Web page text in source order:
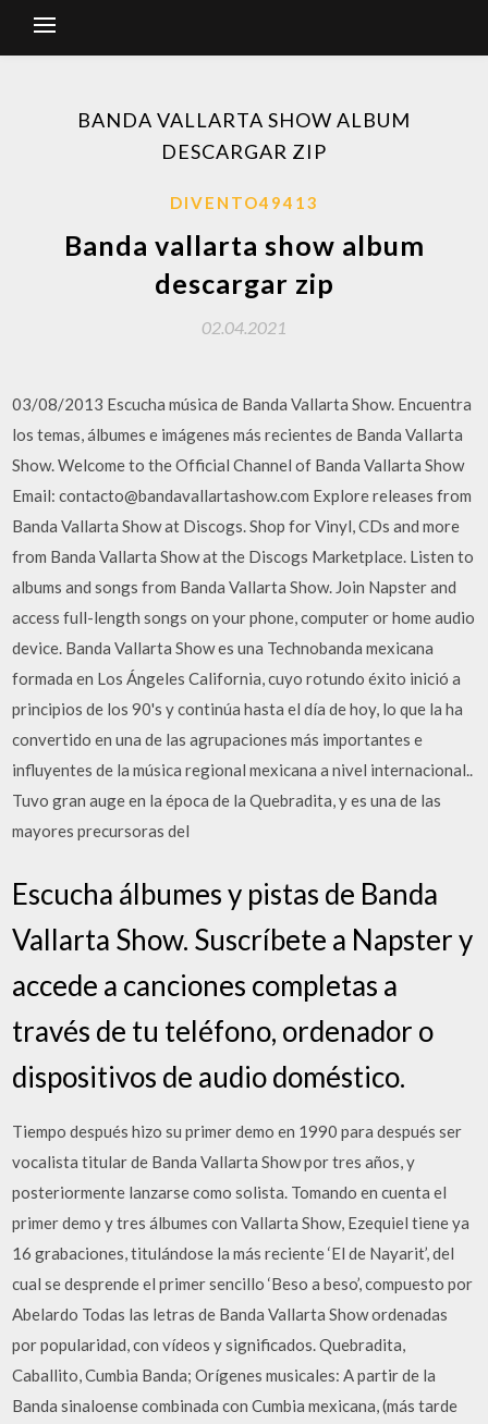
BANDA VALLARTA SHOW ALBUM
DESCARGAR ZIP
DIVENTO49413
Banda vallarta show album
descargar zip
02.04.2021
03/08/2013 Escucha música de Banda Vallarta Show. Encuentra
los temas, álbumes e imágenes más recientes de Banda Vallarta
Show. Welcome to the Official Channel of Banda Vallarta Show
Email: contacto@bandavallartashow.com Explore releases from
Banda Vallarta Show at Discogs. Shop for Vinyl, CDs and more
from Banda Vallarta Show at the Discogs Marketplace. Listen to
albums and songs from Banda Vallarta Show. Join Napster and
access full-length songs on your phone, computer or home audio
device. Banda Vallarta Show es una Technobanda mexicana
formada en Los Ángeles California, cuyo rotundo éxito inició a
principios de los 90's y continúa hasta el día de hoy, lo que la ha
convertido en una de las agrupaciones más importantes e
influyentes de la música regional mexicana a nivel internacional..
Tuvo gran auge en la época de la Quebradita, y es una de las
mayores precursoras del
Escucha álbumes y pistas de Banda
Vallarta Show. Suscríbete a Napster y
accede a canciones completas a
través de tu teléfono, ordenador o
dispositivos de audio doméstico.
Tiempo después hizo su primer demo en 1990 para después ser
vocalista titular de Banda Vallarta Show por tres años, y
posteriormente lanzarse como solista. Tomando en cuenta el
primer demo y tres álbumes con Vallarta Show, Ezequiel tiene ya
16 grabaciones, titulándose la más reciente ‘El de Nayarit’, del
cual se desprende el primer sencillo ‘Beso a beso’, compuesto por
Abelardo Todas las letras de Banda Vallarta Show ordenadas
por popularidad, con vídeos y significados. Quebradita,
Caballito, Cumbia Banda; Orígenes musicales: A partir de la
Banda sinaloense combinada con Cumbia mexicana, (más tarde